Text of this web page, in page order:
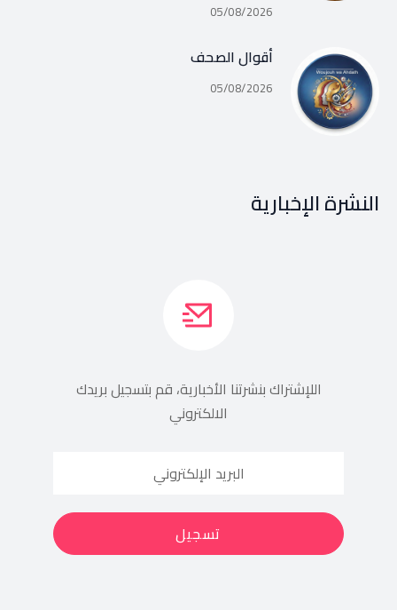
05/08/2026
أقوال الصحف
05/08/2026
النشرة الإخبارية
اللإشتراك بنشرتنا الأخبارية، قم بتسجيل بريدك
الالكتروني